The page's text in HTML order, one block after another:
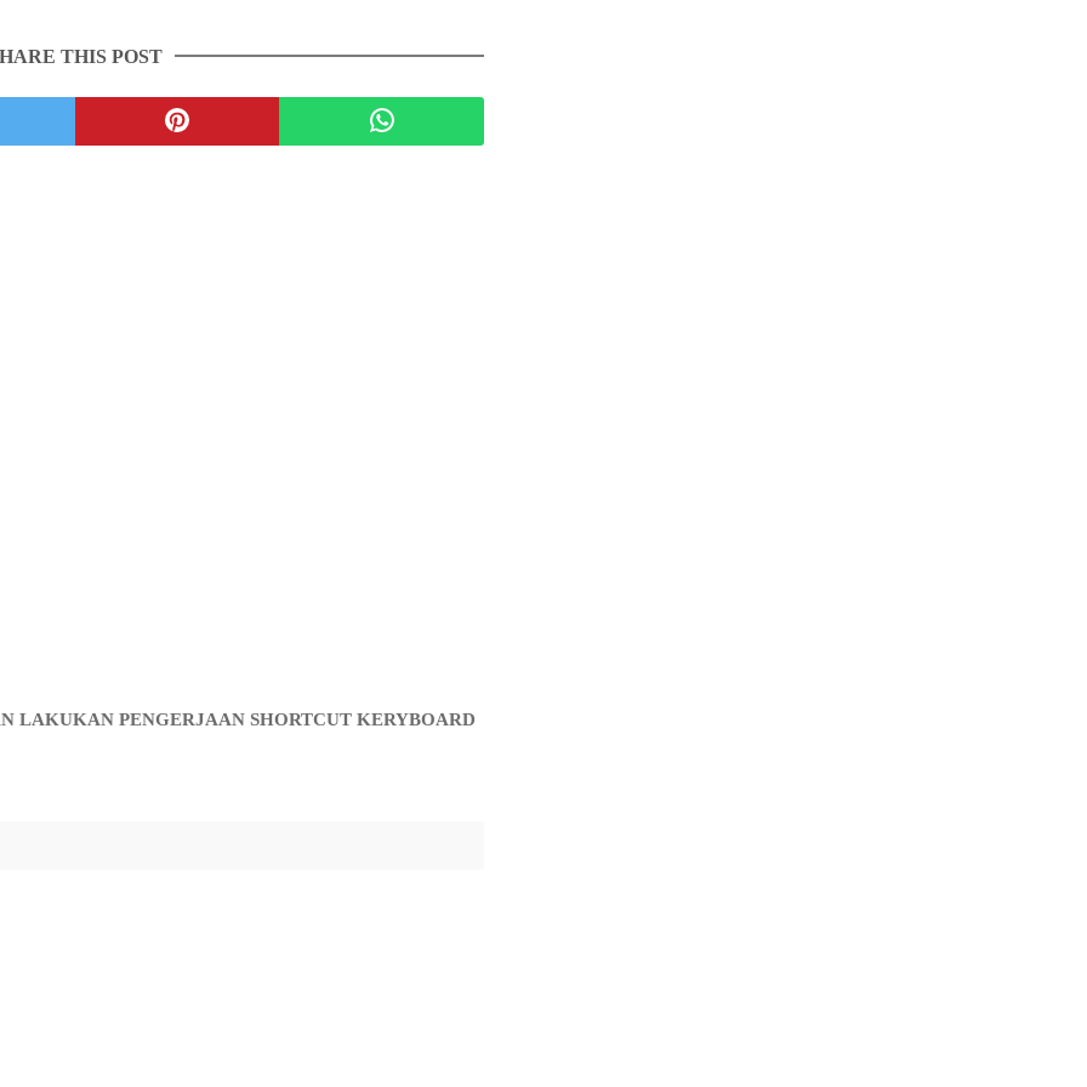
THIS POST
LAKUKAN PENGERJAAN SHORTCUT KERYBOARD